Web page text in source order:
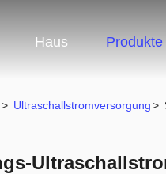
Haus Produkte
> Ultraschallstromversorgung>